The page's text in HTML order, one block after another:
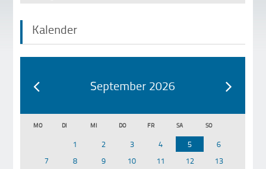
Kalender
September 2026
MO DI MI DO FR SA SO
1 2 3 4 5
6
7
8 9 10 11 12
13